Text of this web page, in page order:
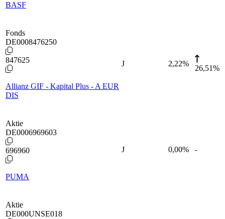
BASF
Fonds
DE0008476250
847625
Allianz GIF - Kapital Plus - A EUR
DIS
J 2,22%
26,51%
Aktie
DE0006969603
696960
PUMA
J 0,00% -
Aktie
DE000UNSE018